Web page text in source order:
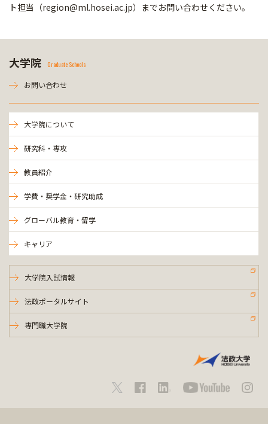
ト担当（region@ml.hosei.ac.jp）までお問い合わせください。
大学院 Graduate Schools
お問い合わせ
大学院について
研究科・専攻
教員紹介
学費・奨学金・研究助成
グローバル教育・留学
キャリア
大学院入試情報
法政ポータルサイト
専門職大学院